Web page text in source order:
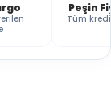
Peşin
Tüm